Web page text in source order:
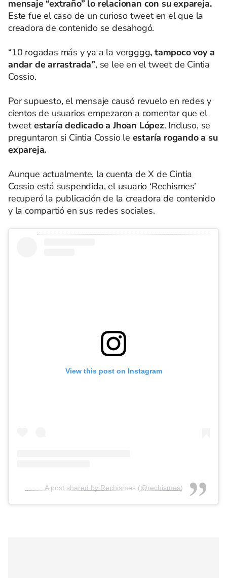
mensaje “extraño” lo relacionan con su expareja.
Este fue el caso de un curioso tweet en el que la
creadora de contenido se desahogó.
“10 rogadas más y ya a la vergggg, tampoco voy a
andar de arrastrada”, se lee en el tweet de Cintia
Cossio.
Por supuesto, el mensaje causó revuelo en redes y
cientos de usuarios empezaron a comentar que el
tweetestaría dedicado a Jhoan López. Incluso, se
preguntaron si Cintia Cossio le estaría rogando a su
expareja.
Aunque actualmente, la cuenta de X de Cintia
Cossio está suspendida, el usuario ‘Rechismes’
recuperó la publicación de la creadora de contenido
y la compartió en sus redes sociales.
View this post on Instagram
A post shared by Rechismes (@rechismes)